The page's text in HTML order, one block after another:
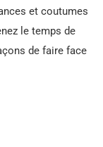
et coutumes
le temps de
de faire face